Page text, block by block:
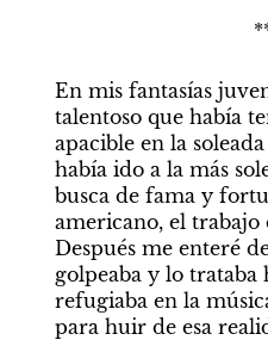
En mis fantasías
talentoso que había
apacible en la
había ido a la más
busca de fama y
americano, el
Después me enteré
golpeaba y lo trataba
refugiaba en la
para huir de esa